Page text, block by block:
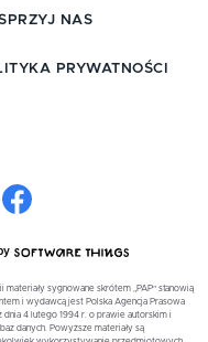
NAS
PRYWATNOŚCI
sygnowane skrótem „PAP” stanowią
i wydawcą jest Polska Agencja Prasowa
4 lutego 1994 r. o prawie autorskim i
danych. Powyższe materiały są